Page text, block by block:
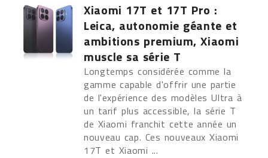
Xiaomi 17T et 17T Pro :
Leica, autonomie géante et
ambitions premium, Xiaomi
muscle sa série T
Longtemps considérée comme la
gamme capable d'offrir une partie
de l'expérience des modèles Ultra à
un tarif plus accessible, la série T
de Xiaomi franchit cette année un
nouveau cap. Ces nouveaux Xiaomi
17T et Xiaomi ...